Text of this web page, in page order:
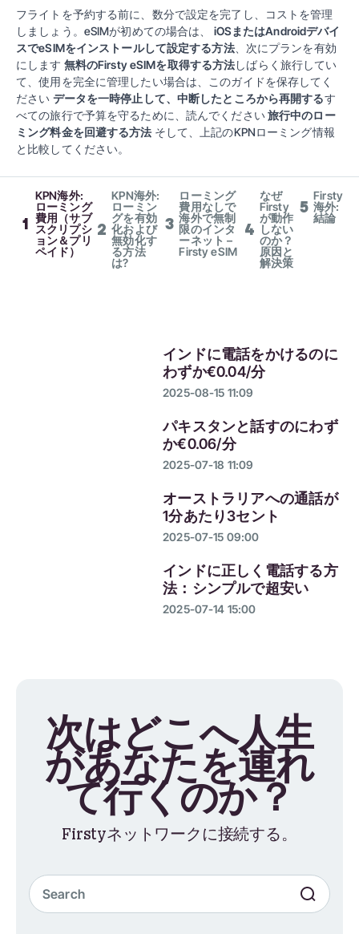
フライトを予約する前に、数分で設定を完了し、コストを管理
しましょう。eSIMが初めての場合は、 iOSまたはAndroidデバイ
スでeSIMをインストールして設定する方法、次にプランを有効
にします 無料のFirsty eSIMを取得する方法しばらく旅行してい
て、使用を完全に管理したい場合は、このガイドを保存してく
ださい データを一時停止して、中断したところから再開するす
べての旅行で予算を守るために、読んでください旅行中のロー
ミング料金を回避する方法 そして、上記のKPNローミング情報
と比較してください。
1
KPN海外:
ローミング
費用（サブ
スクリプシ
ョン＆プリ
ペイド）
2
KPN海外:
ローミン
グを有効
化および
無効化す
る方法
は?
3
ローミング
費用なしで
海外で無制
限のインタ
ーネット –
Firsty eSIM
4
なぜ
Firsty
が動作
しない
のか？
原因と
解決策
5
Firsty
海外:
結論
インドに電話をかけるのに
わずか€0.04/分
2025-08-15 11:09
パキスタンと話すのにわず
か€0.06/分
2025-07-18 11:09
オーストラリアへの通話が
1分あたり3セント
2025-07-15 09:00
インドに正しく電話する方
法：シンプルで超安い
2025-07-14 15:00
次はどこへ人生
があなたを連れ
て行くのか？
Firstyネットワークに接続する。